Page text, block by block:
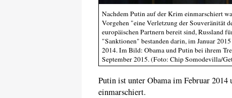
Nachdem Putin auf der Krim einmarschiert
Vorgehen "eine Verletzung der Souveränität
europäischen Partnern bereit sind, Russland
"Sanktionen" bestanden darin, im Januar
2014. Im Bild: Obama und Putin bei ihrem
September 2015. (Foto: Chip Somodevilla/
Putin ist unter Obama im Februar
einmarschiert.